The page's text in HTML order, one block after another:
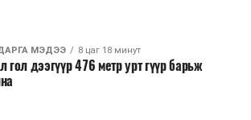
МЭДЭЭ 8 цаг 18 минут
гол дээгүүр 476 метр урт гүүр барьж